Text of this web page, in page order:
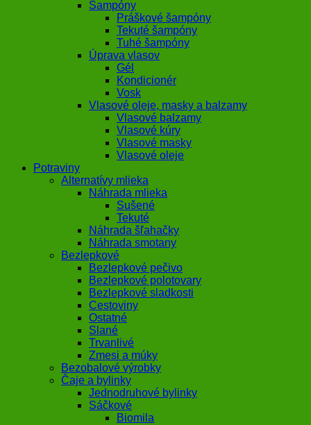
Šampóny
Práškové šampóny
Tekuté šampóny
Tuhé šampóny
Úprava vlasov
Gél
Kondicionér
Vosk
Vlasové oleje, masky a balzamy
Vlasové balzamy
Vlasové kúry
Vlasové masky
Vlasové oleje
Potraviny
Alternatívy mlieka
Náhrada mlieka
Sušené
Tekuté
Náhrada šľahačky
Náhrada smotany
Bezlepkové
Bezlepkové pečivo
Bezlepkové polotovary
Bezlepkové sladkosti
Cestoviny
Ostatné
Slané
Trvanlivé
Zmesi a múky
Bezobalové výrobky
Čaje a bylinky
Jednodruhové bylinky
Sáčkové
Biomila